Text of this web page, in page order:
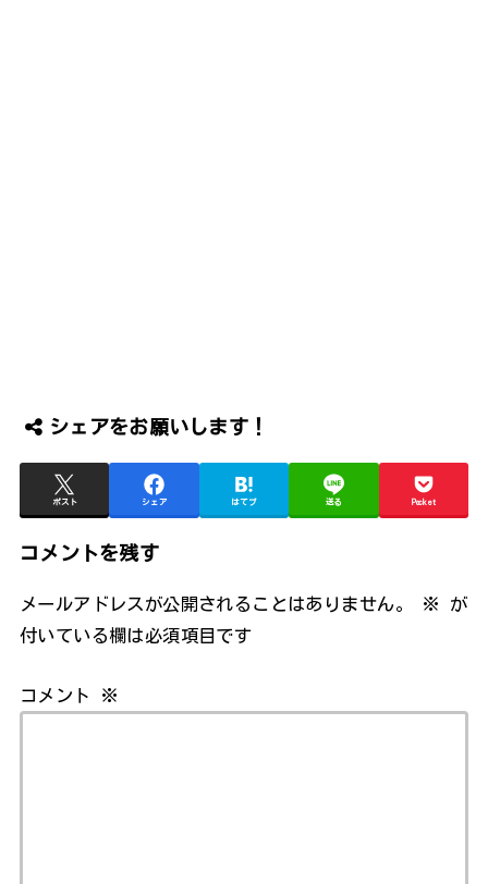
シェアをお願いします！
ポスト シェア はてブ 送る Pocket
コメントを残す
メールアドレスが公開されることはありません。 ※
が
付いている欄は必須項目です
コメント ※